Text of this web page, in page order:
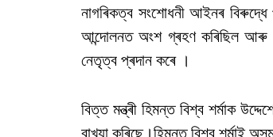
নাগৰিকত্ব সংশোধনী আইনৰ
আন্দোলনত অংশ গ্ৰহণ কৰিছিল আৰু
নেতৃত্ব প্ৰদান কৰে ।
বিত্ত মন্ত্ৰী হিমন্ত বিশ্ব শৰ্মাক
বাখ্যা কৰিছে।‌হিমন্ত বিশ্ব শৰ্মাই